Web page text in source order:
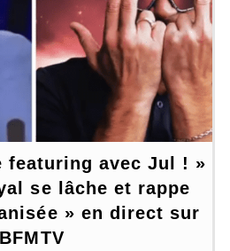
featuring avec Jul ! »
se lâche et rappe
» en direct sur
BFMTV